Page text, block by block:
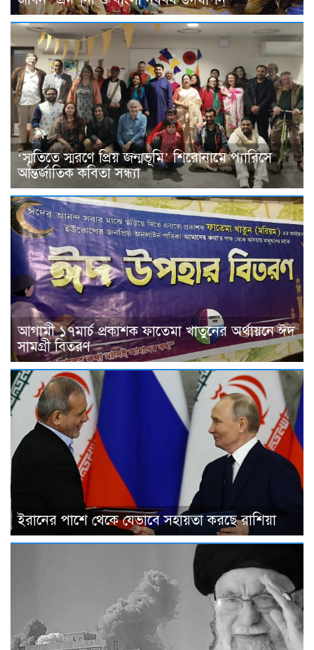
‘স্মৃতিতে স্মরণে প্রিয় জন্মভূমি’ শিরোনামে প্যারিসে
আন্তর্জাতিক কবিতা সন্ধ্যা
আগামী ১৭মার্চ প্রকাশক ফাতেমা খাতুনের অর্থায়নে ঈদ
সামগ্রী বিতরণ
ইরানের পাশে থেকে যেভাবে সহায়তা করছে রাশিয়া